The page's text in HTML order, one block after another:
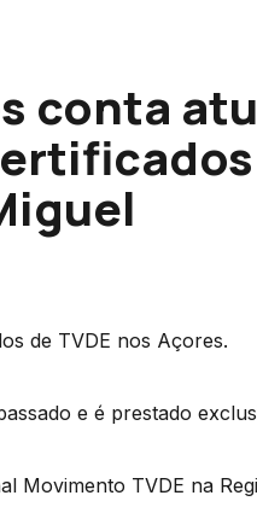
conta
de TVDE nos Açores.
e é prestado
Movimento TVDE na